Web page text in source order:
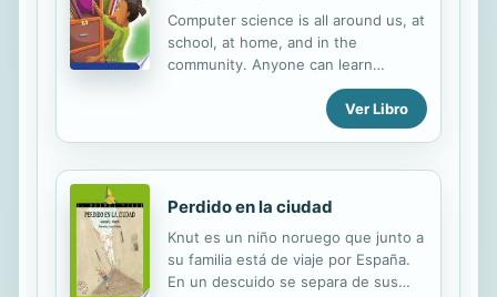
Computer science is all around us, at
school, at home, and in the
community. Anyone can learn
computer science, even at the
elementary school level. This book
delves into essential computer
appropriate language and colorful
images. The computer science topic
is paired with an age-appropriate
curricular topic to deepen readers'
learning experience. The
instructional guide on the inside
Ver Libro
Perdido en la ciudad
Knut es un niño noruego que junto a
su familia está de viaje por España.
En un descuido se separa de sus